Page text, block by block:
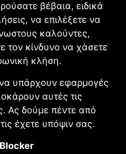
βέβαια, ειδικά
να επιλέξετε να
καλούντες,
τον κίνδυνο να χάσετε
κλήση.
υπάρχουν εφαρμογές
αυτές τις
Ας δούμε πέντε από
έχετε υπόψιν σας.